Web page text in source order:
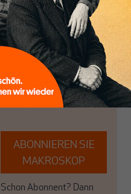
öffnen Fenster und
bringen frische Luft in die
engen und verstaubten
Debattenräume.
Brauchen Sie auch frische
Luft? Dann folgen Sie
einfach dem Button.
ABONNIEREN SIE
MAKROSKOP
Schon Abonnent? Dann